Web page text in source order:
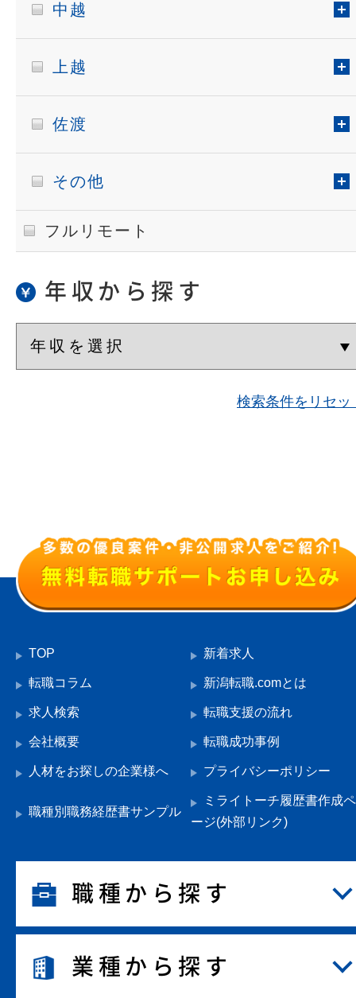
中越
上越
佐渡
その他
フルリモート
年収から探す
検索条件をリセッ
TOP 新着求人
転職コラム 新潟転職.comとは
求人検索 転職支援の流れ
会社概要 転職成功事例
人材をお探しの企業様へ プライバシーポリシー
職種別職務経歴書サンプル
ミライトーチ履歴書作成ペ
ージ(外部リンク)
職種から探す
業種から探す